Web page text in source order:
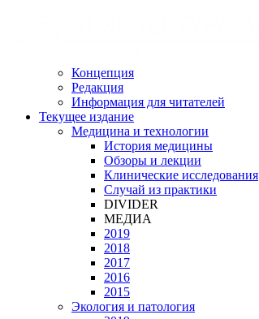
Концепция
Редакция
Информация для читателей
Текущее издание
Медицина и технологии
История медицины
Обзоры и лекции
Клинические исследования
Случай из практики
DIVIDER
МЕДИА
2019
2018
2017
2016
2015
Экология и патология